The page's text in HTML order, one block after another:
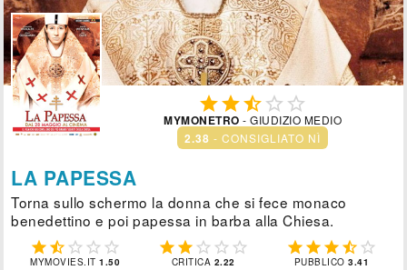
  
MYMONETRO - GIUDIZIO MEDIO
2.38 - CONSIGLIATO NÌ
LA PAPESSA
Torna sullo schermo la donna che si fece monaco
benedettino e poi papessa in barba alla Chiesa.
    
MYMOVIES.IT1.50
    
CRITICA 2.22
    
PUBBLICO3.41